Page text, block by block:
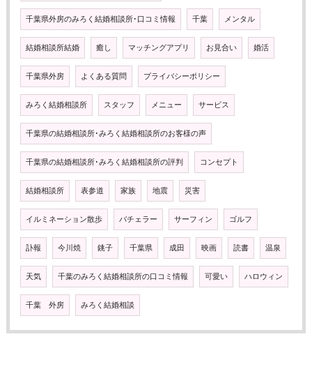
千葉県外房のみろく結婚相談所･口コミ情報 千葉 メンタル
結婚相談所結婚 癒し マッチングアプリ お見合い 婚活
千葉県外房 よくある質問 プライバシーポリシー
みろく結婚相談所 スタッフ メニュー サービス
千葉県の結婚相談所･みろく結婚相談所のお客様の声
千葉県の結婚相談所･みろく結婚相談所の評判 コンセプト
結婚相談所 表参道 家族 地震 災害
イルミネーション散歩 バチェラー サーフィン ゴルフ
訃報 今川焼 銚子 千葉県 成田 映画 読書 温泉
天気 千葉のみろく結婚相談所の口コミ情報 可愛い ハロウィン
千葉 外房 みろく結婚相談